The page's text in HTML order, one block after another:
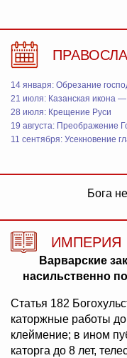
14 января: Обрезание
21 июля: Казанская икона —
28 июля: Крещение Руси
19 августа: Преображение
11 сентября: Усекновение
Бога
ИМПЕРИЯ
Варварские
насильственно
Статья 182
каторжные работы до
клеймение; в ином
каторга до 8 лет,